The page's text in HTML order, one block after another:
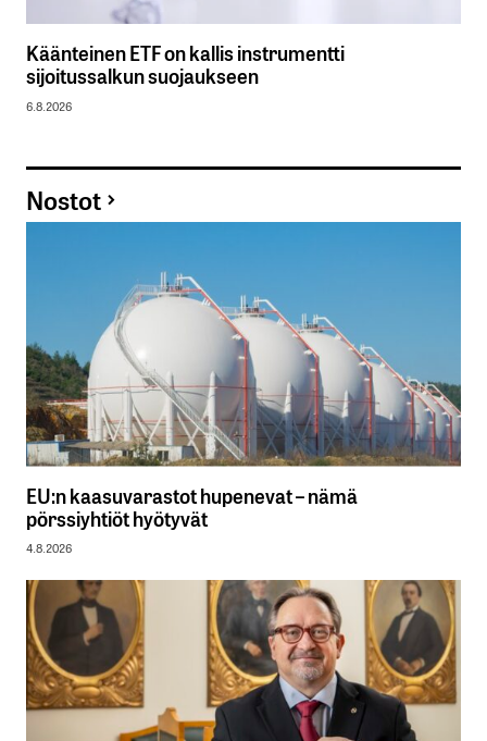
Käänteinen ETF on kallis instrumentti
sijoitussalkun suojaukseen
6.8.2026
Nostot
EU:n kaasuvarastot hupenevat – nämä
pörssiyhtiöt hyötyvät
4.8.2026